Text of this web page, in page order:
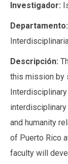
Investigador:
Departamento:
Descripción:
this mission by
and humanity
of Puerto Rico
faculty will